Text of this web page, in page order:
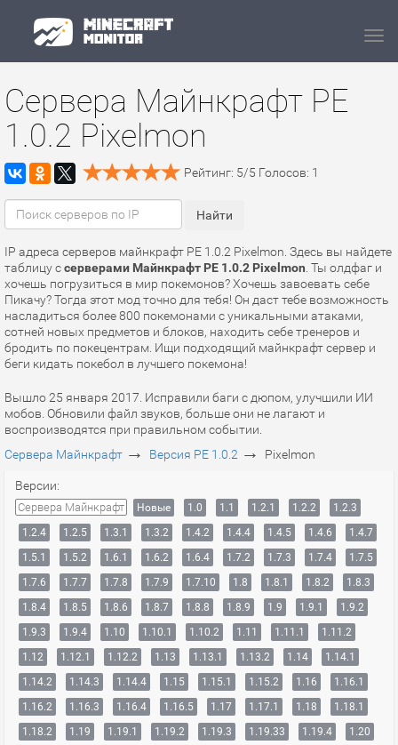
Сервера Майнкрафт PE
1.0.2 Pixelmon
Рейтинг: 5/5 Голосов: 1
IP адреса серверов майнкрафт PE 1.0.2 Pixelmon. Здесь вы найдете
таблицу ссерверами Майнкрафт PE 1.0.2 Pixelmon . Ты олдфаг и
хочешь погрузиться в мир покемонов? Хочешь завоевать себе
Пикачу? Тогда этот мод точно для тебя! Он даст тебе возможность
насладиться более 800 покемонами с уникальными атаками,
сотней новых предметов и блоков, находить себе тренеров и
бродить по покецентрам. Ищи подходящий майнкрафт сервер и
беги кидать покебол в лучшего покемона!
Вышло 25 января 2017. Исправили баги с дюпом, улучшили ИИ
мобов. Обновили файл звуков, больше они не лагают и
воспроизводятся при правильном событии.
Сервера Майнкрафт → Версия PE 1.0.2 → Pixelmon
Версии:
Сервера Майнкрафт Новые 1.0 1.1 1.2.1 1.2.2
1.2.3
1.2.4
1.2.5 1.3.1 1.3.2 1.4.2 1.4.4 1.4.5 1.4.6
1.4.7
1.5.1
1.5.2 1.6.1 1.6.2 1.6.4 1.7.2 1.7.3 1.7.4
1.7.5
1.7.6
1.7.7 1.7.8 1.7.9 1.7.10 1.8 1.8.1 1.8.2
1.8.3
1.8.4
1.8.5 1.8.6 1.8.7 1.8.8 1.8.9 1.9 1.9.1
1.9.2
1.9.3
1.9.4 1.10 1.10.1 1.10.2 1.11 1.11.1
1.11.2
1.12
1.12.1 1.12.2 1.13 1.13.1 1.13.2 1.14
1.14.1
1.14.2
1.14.3 1.14.4 1.15 1.15.1 1.15.2 1.16
1.16.1
1.16.2
1.16.3 1.16.4 1.16.5 1.17 1.17.1 1.18
1.18.1
1.18.2
1.19 1.19.1 1.19.2 1.19.3 1.19.33 1.19.4
1.20